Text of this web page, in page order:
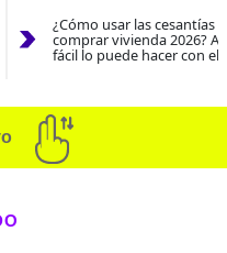
¿Cómo usar las cesantías
comprar vivienda 2026?
fácil lo puede hacer con el